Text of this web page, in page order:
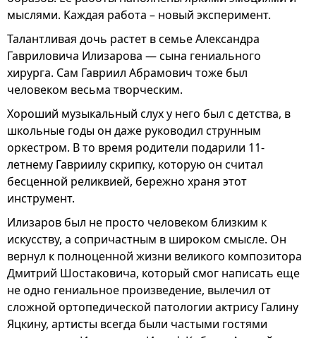
мыслями. Каждая работа – новый эксперимент.
Талантливая дочь растет в семье Александра
Гавриловича Илизарова — сына гениального
хирурга. Сам Гавриил Абрамович тоже был
человеком весьма творческим.
Хороший музыкальный слух у него был с детства, в
школьные годы он даже руководил струнным
оркестром. В то время родители подарили 11-
летнему Гавриилу скрипку, которую он считал
бесценной реликвией, бережно храня этот
инструмент.
Илизаров был не просто человеком близким к
искусству, а сопричастным в широком смысле. Он
вернул к полноценной жизни великого композитора
Дмитрий Шостаковича, который смог написать еще
не одно гениальное произведение, вылечил от
сложной ортопедической патологии актрису Галину
Яцкину, артисты всегда были частыми гостями